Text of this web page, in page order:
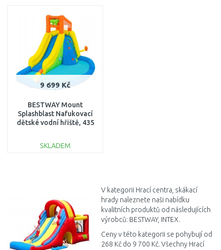
Porovnat
9 699 Kč
BESTWAY Mount
Splashblast Nafukovací
dětské vodní hřiště, 435
SKLADEM
V kategorii Hrací centra, skákací
hrady naleznete naši nabídku
kvalitních produktů od následujících
výrobců: BESTWAY, INTEX.
Ceny v této kategorii se pohybují od
268 Kč do 9 700 Kč. Všechny Hrací